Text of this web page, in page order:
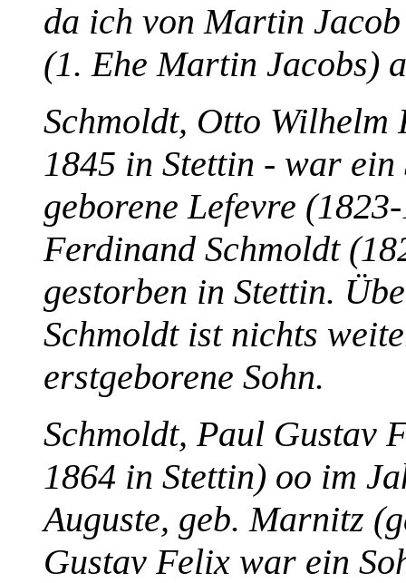
da ich von Martin
(1. Ehe Martin Jacobs)
Schmoldt, Otto Wilhelm
1845 in Stettin - war
geborene Lefevre
Ferdinand Schmoldt
gestorben in Stettin.
Schmoldt ist nichts
erstgeborene Sohn.
Schmoldt, Paul Gustav
1864 in Stettin) oo im
Auguste, geb. Marnitz
Gustav Felix war ein